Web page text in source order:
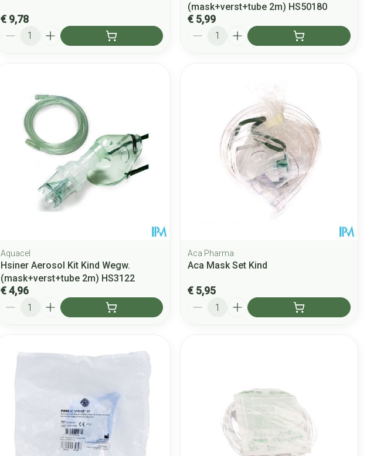
€ 9,78
(mask+verst+tube 2m) HS50180
€ 5,99
Aquacel
Hsiner Aerosol Kit Kind Wegw.
(mask+verst+tube 2m) HS3122
€ 4,96
Aca Pharma
Aca Mask Set Kind
€ 5,95